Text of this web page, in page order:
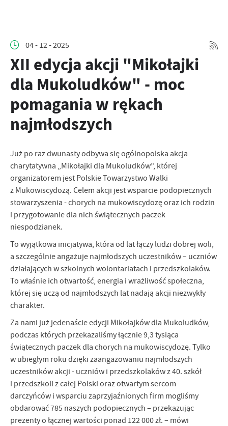
04 - 12 - 2025
XII edycja akcji "Mikołajki
dla Mukoludków" - moc
pomagania w rękach
najmłodszych
Już po raz dwunasty odbywa się ogólnopolska akcja
charytatywna „Mikołajki dla Mukoludków”, której
organizatorem jest Polskie Towarzystwo Walki
z Mukowiscydozą. Celem akcji jest wsparcie podopiecznych
stowarzyszenia - chorych na mukowiscydozę oraz ich rodzin
i przygotowanie dla nich świątecznych paczek
niespodzianek.
To wyjątkowa inicjatywa, która od lat łączy ludzi dobrej woli,
a szczególnie angażuje najmłodszych uczestników – uczniów
działających w szkolnych wolontariatach i przedszkolaków.
To właśnie ich otwartość, energia i wrażliwość społeczna,
której się uczą od najmłodszych lat nadają akcji niezwykły
charakter.
Za nami już jedenaście edycji Mikołajków dla Mukoludków,
podczas których przekazaliśmy łącznie 9,3 tysiąca
świątecznych paczek dla chorych na mukowiscydozę. Tylko
w ubiegłym roku dzięki zaangażowaniu najmłodszych
uczestników akcji - uczniów i przedszkolaków z 40. szkół
i przedszkoli z całej Polski oraz otwartym sercom
darczyńców i wsparciu zaprzyjaźnionych firm mogliśmy
obdarować 785 naszych podopiecznych – przekazując
prezenty o łącznej wartości ponad 122 000 zł. – mówi